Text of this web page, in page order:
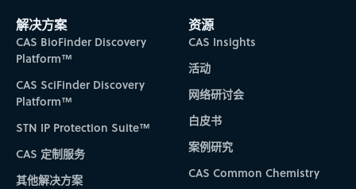
解决方案
CAS BioFinder Discovery
Platform™
CAS SciFinder Discovery
Platform™
STN IP Protection Suite™
CAS 定制服务
其他解决方案
资源
CAS Insights
活动
网络研讨会
白皮书
案例研究
CAS Common Chemistry